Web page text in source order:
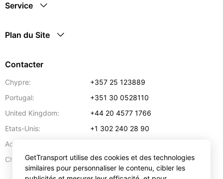
Service
Plan du Site
Contacter
Chypre:
+357 25 123889
Portugal:
+351 30 0528110
United Kingdom:
+44 20 4577 1766
Etats-Unis:
+1 302 240 28 90
Adresse:
Chypre:
57 Spyrou Kyprianou,Larnaca 6051
GetTransport utilise des cookies et des technologies
similaires pour personnaliser le contenu, cibler les